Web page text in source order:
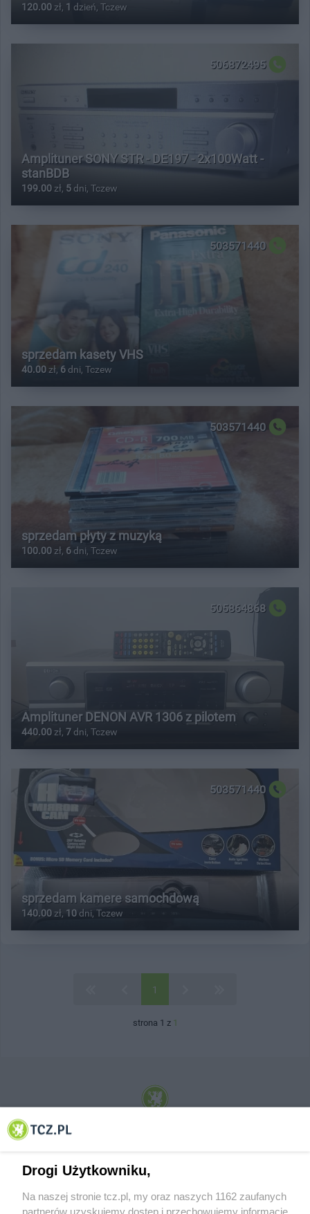
120.00 zł, 1 dzień, Tczew
506872495
Amplituner SONY STR - DE197 - 2x100Watt -
stanBDB
199.00 zł, 5 dni, Tczew
503571440
sprzedam kasety VHS
40.00 zł, 6 dni, Tczew
503571440
sprzedam płyty z muzyką
100.00 zł, 6dni, Tczew
505864868
Amplituner DENON AVR 1306 z pilotem
440.00 zł, 7 dni, Tczew
503571440
sprzedam kamere samochdową
140.00 zł, 10 dni, Tczew
1
strona 1 z 1
© 2001-2026 Tczew - TCZ.PL Sp. z o.o. Internetowy Serwis Informacyjny Miasta
Drogi Użytkowniku,
Na naszej stronie tcz.pl, my oraz naszych 1162 zaufanych
partnerów uzyskujemy dostęp i przechowujemy informacje